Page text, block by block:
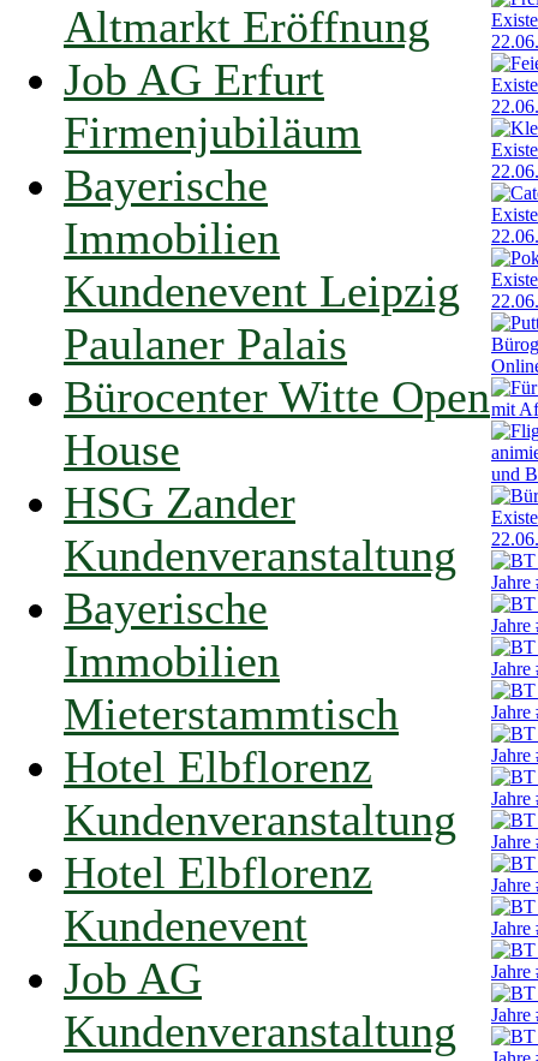
Altmarkt Eröffnung
Job AG Erfurt
Firmenjubiläum
Bayerische
Immobilien
Kundenevent Leipzig
Paulaner Palais
Bürocenter Witte Open
House
HSG Zander
Kundenveranstaltung
Bayerische
Immobilien
Mieterstammtisch
Hotel Elbflorenz
Kundenveranstaltung
Hotel Elbflorenz
Kundenevent
Job AG
Kundenveranstaltung